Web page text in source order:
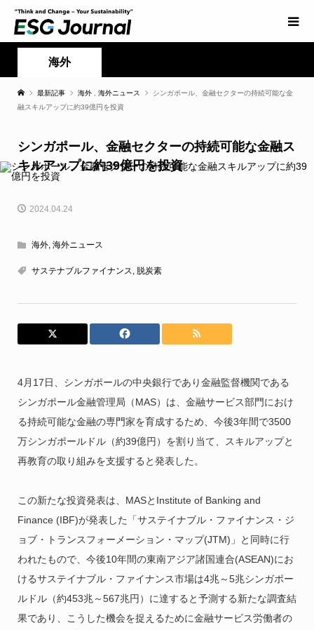
海外
最新記事 海外 海外ニュース
シンガポール、金融セクターの持続可能な金
融スキルアップに約39億円を投資
シンガポール、金融セクターの持続可能な金融ス
キルアップに約39億円を投資
2024.04.24
海外, 海外ニュース
サステナブルファイナンス, 脱炭素
4月17日、シンガポールの中央銀行であり金融監督機関である
シンガポール金融管理局（MAS）は、金融サービス部門におけ
る持続可能な金融の専門家を育成するため、今後3年間で3500
万シンガポールドル（約39億円）を割り当て、スキルアップと
再教育の取り組みを支援すると発表した。
この新たな投資発表は、MASとInstitute of Banking and
Finance (IBF)が発表した「サステイナブル・ファイナンス・ジ
ョブ・トランスフォーメーション・マップ(JTM)」と同時に行
われたもので、今後10年間の東南アジア諸国連合(ASEAN)にお
けるサステイナブル・ファイナンス市場は4兆～5兆シンガポー
ルドル（約453兆～567兆円）に達すると予測する新たな調査結
果であり、こうした機会を捉えるために金融サービス労働者の